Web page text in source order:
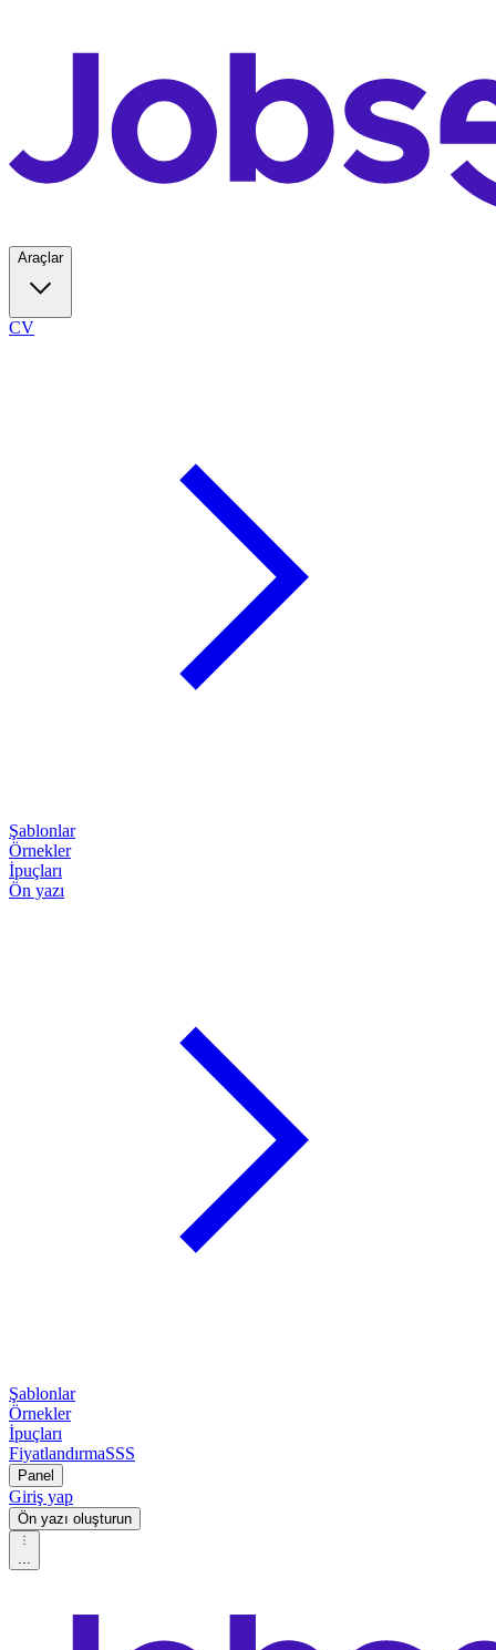
Araçlar
CV
Şablonlar
Örnekler
İpuçları
Ön yazı
Şablonlar
Örnekler
İpuçları
FiyatlandırmaSSS
Panel
Giriş yap
Ön yazı oluşturun
...